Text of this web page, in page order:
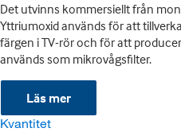
Det utvinns kommersiellt från
Yttriumoxid används för att
färgen i TV-rör och för att
används som mikrovågsfilter.
Läs mer
Kvantitet